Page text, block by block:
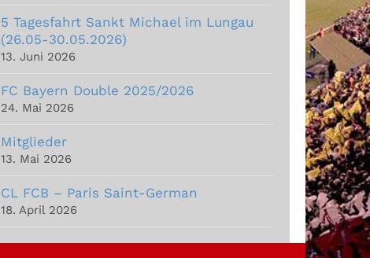
5 Tagesfahrt Sankt Michael im Lungau
(26.05-30.05.2026)
13. Juni 2026
FC Bayern Double 2025/2026
24. Mai 2026
Mitglieder
13. Mai 2026
CL FCB – Paris Saint-German
18. April 2026